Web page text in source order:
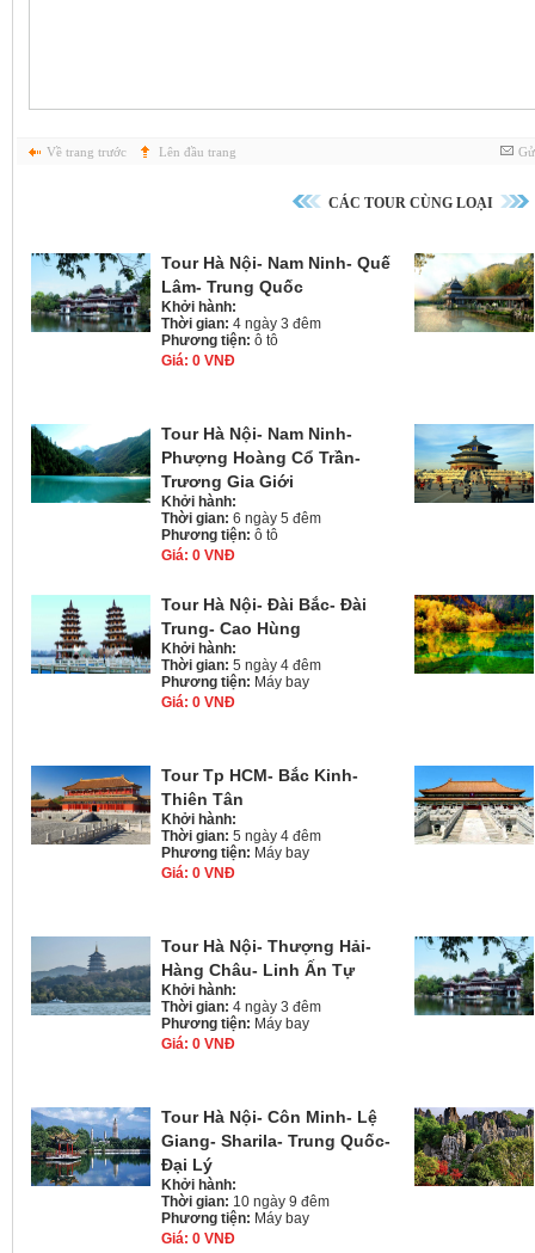
Về trang trước Lên đầu trang
CÁC TOUR CÙNG LOẠI
Tour Hà Nội- Nam Ninh- Quế
Lâm- Trung Quốc
Khởi hành:
Thời gian: 4 ngày 3 đêm
Phương tiện: ô tô
Giá: 0 VNĐ
Tour Hà Nội- Nam Ninh-
Phượng Hoàng Cổ Trần-
Trương Gia Giới
Khởi hành:
Thời gian: 6 ngày 5 đêm
Phương tiện: ô tô
Giá: 0 VNĐ
Tour Hà Nội- Đài Bắc- Đài
Trung- Cao Hùng
Khởi hành:
Thời gian: 5 ngày 4 đêm
Phương tiện: Máy bay
Giá: 0 VNĐ
Tour Tp HCM- Bắc Kinh-
Thiên Tân
Khởi hành:
Thời gian: 5 ngày 4 đêm
Phương tiện: Máy bay
Giá: 0 VNĐ
Tour Hà Nội- Thượng Hải-
Hàng Châu- Linh Ấn Tự
Khởi hành:
Thời gian: 4 ngày 3 đêm
Phương tiện: Máy bay
Giá: 0 VNĐ
Tour Hà Nội- Côn Minh- Lệ
Giang- Sharila- Trung Quốc-
Đại Lý
Khởi hành:
Thời gian: 10 ngày 9 đêm
Phương tiện: Máy bay
Giá: 0 VNĐ